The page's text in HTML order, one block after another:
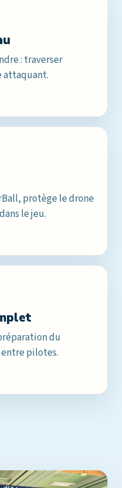
: traverser
attaquant.
protège le drone
le jeu.
du
pilotes.